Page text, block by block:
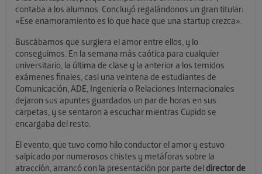
contaba a los alumnos. Concluyó regalándonos un gran titular:
«Ese enamoramiento es lo que hace que una startup crezca».
Buscábamos que surgiera el amor entre ellos, y lo
conseguimos. En la semana más caótica para cualquier
universitario, la última de clase y la anterior a los temidos
exámenes finales, casi una veintena de estudiantes de
Comunicación, ADE, Ingeniería o Relaciones Internacionales
dejaron sus apuntes guardados un par de horas en sus
carpetas, y se sentaron a escuchar mientras Cupido se
encargaba del resto.
El evento, que tuvo como hilo conductor el amor y estuvo
salpicado por numerosos chistes y metáforas sobre la
atracción, arrancó con la presentación por parte deldirector de